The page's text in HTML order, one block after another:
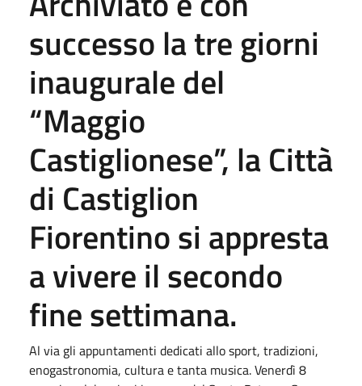
successo la tre giorni
inaugurale del
“Maggio
Castiglionese”, la Città
di Castiglion
Fiorentino si appresta
a vivere il secondo
fine settimana.
Al via gli appuntamenti dedicati allo sport, tradizioni,
enogastronomia, cultura e tanta musica. Venerdì 8